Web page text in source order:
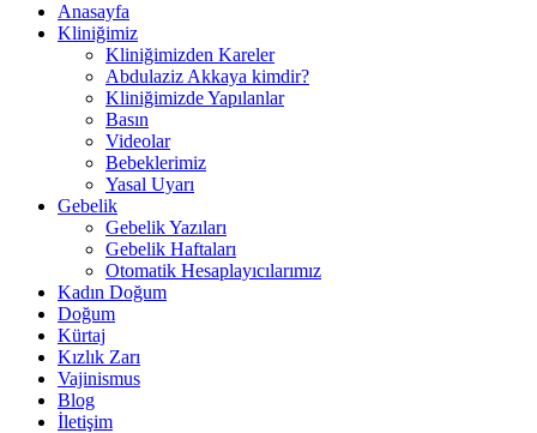
Anasayfa
Kliniğimiz
Kliniğimizden Kareler
Abdulaziz Akkaya kimdir?
Kliniğimizde Yapılanlar
Basın
Videolar
Bebeklerimiz
Yasal Uyarı
Gebelik
Gebelik Yazıları
Gebelik Haftaları
Otomatik Hesaplayıcılarımız
Kadın Doğum
Doğum
Kürtaj
Kızlık Zarı
Vajinismus
Blog
İletişim